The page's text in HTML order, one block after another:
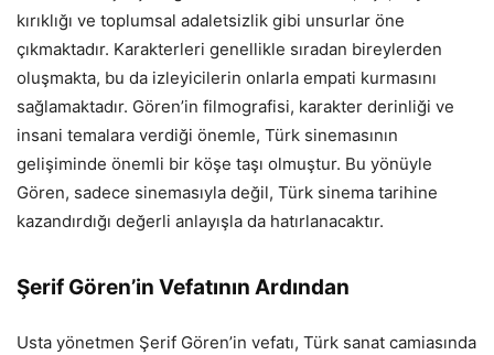
kırıklığı ve toplumsal adaletsizlik gibi unsurlar öne
çıkmaktadır. Karakterleri genellikle sıradan bireylerden
oluşmakta, bu da izleyicilerin onlarla empati kurmasını
sağlamaktadır. Gören’in filmografisi, karakter derinliği ve
insani temalara verdiği önemle, Türk sinemasının
gelişiminde önemli bir köşe taşı olmuştur. Bu yönüyle
Gören, sadece sinemasıyla değil, Türk sinema tarihine
kazandırdığı değerli anlayışla da hatırlanacaktır.
Şerif Gören’in Vefatının Ardından
Usta yönetmen Şerif Gören’in vefatı, Türk sanat camiasında